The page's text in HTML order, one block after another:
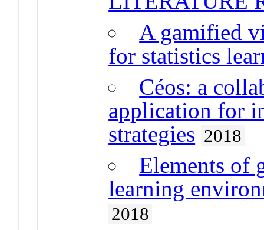
A gamified
for statistics
Céos: a
application for
strategies 2018
Elements of
learning
2018